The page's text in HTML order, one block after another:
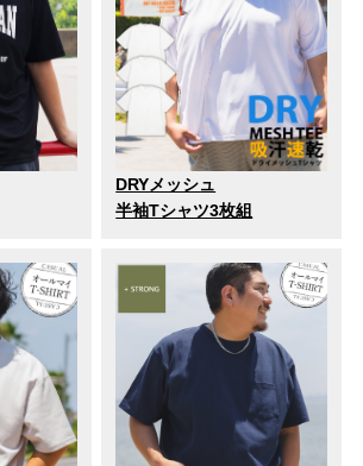
DRYメッシュ
半袖Tシャツ3枚組